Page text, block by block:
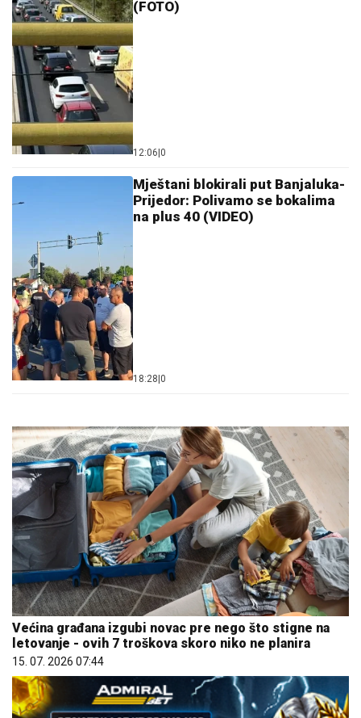
(FOTO)
12:06 0
Mještani blokirali put Banjaluka-
Prijedor: Polivamo se bokalima
na plus 40 (VIDEO)
18:28 0
Većina građana izgubi novac pre nego što stigne na
letovanje - ovih 7 troškova skoro niko ne planira
15. 07. 2026 07:44